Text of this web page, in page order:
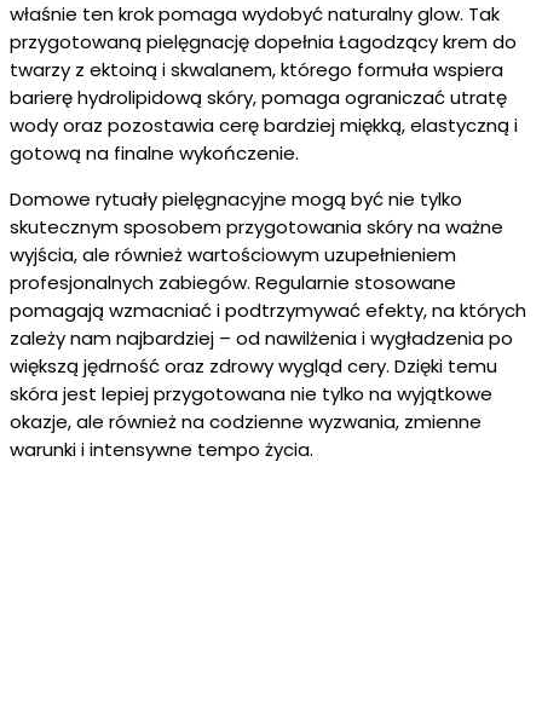
właśnie ten krok pomaga wydobyć naturalny glow. Tak
przygotowaną pielęgnację dopełnia Łagodzący krem do
twarzy z ektoiną i skwalanem, którego formuła wspiera
barierę hydrolipidową skóry, pomaga ograniczać utratę
wody oraz pozostawia cerę bardziej miękką, elastyczną i
gotową na finalne wykończenie.
Domowe rytuały pielęgnacyjne mogą być nie tylko
skutecznym sposobem przygotowania skóry na ważne
wyjścia, ale również wartościowym uzupełnieniem
profesjonalnych zabiegów. Regularnie stosowane
pomagają wzmacniać i podtrzymywać efekty, na których
zależy nam najbardziej – od nawilżenia i wygładzenia po
większą jędrność oraz zdrowy wygląd cery. Dzięki temu
skóra jest lepiej przygotowana nie tylko na wyjątkowe
okazje, ale również na codzienne wyzwania, zmienne
warunki i intensywne tempo życia.